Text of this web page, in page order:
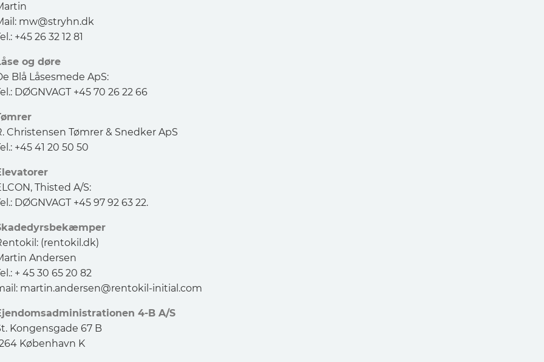
mw@stryhn.dk
+45 26 32 12 81
og døre
Blå Låsesmede ApS:
DØGNVAGT +45 70 26 22 66
Christensen Tømrer & Snedker ApS
+45 41 20 50 50
Thisted A/S:
DØGNVAGT +45 97 92 63 22.
(rentokil.dk)
Andersen
+ 45 30 65 20 82
martin.andersen@rentokil-initial.com
4-B A/S
Kongensgade 67 B
København K